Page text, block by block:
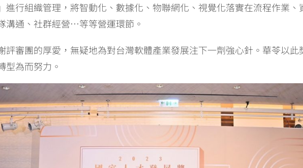
進行組織管理，將智動化、數據化、物聯網化、視覺化落實在流程作業、
溝通、社群經營…等等營運環節。
評審團的厚愛，無疑地為對台灣軟體產業發展注下一劑強心針。華苓以此
型為而努力。